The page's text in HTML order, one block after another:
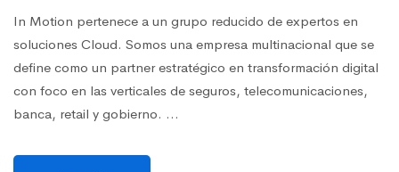
In Motion pertenece a un grupo reducido de expertos en
soluciones Cloud. Somos una empresa multinacional que se
define como un partner estratégico en transformación digital
con foco en las verticales de seguros, telecomunicaciones,
banca, retail y gobierno. …